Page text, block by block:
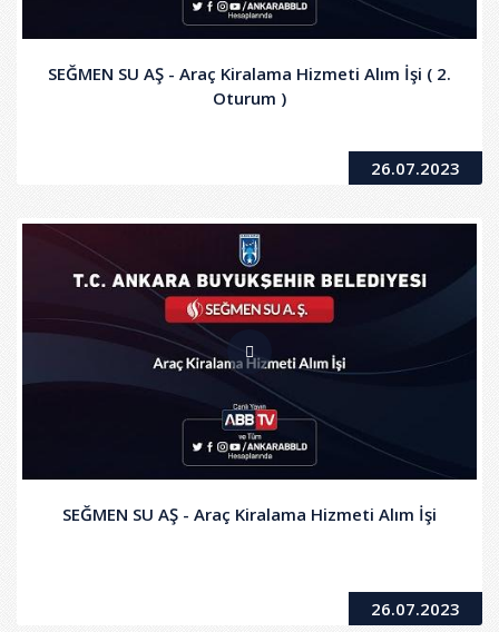
SEĞMEN SU AŞ - Araç Kiralama Hizmeti Alım İşi ( 2.
Oturum )
26.07.2023
SEĞMEN SU AŞ - Araç Kiralama Hizmeti Alım İşi
26.07.2023